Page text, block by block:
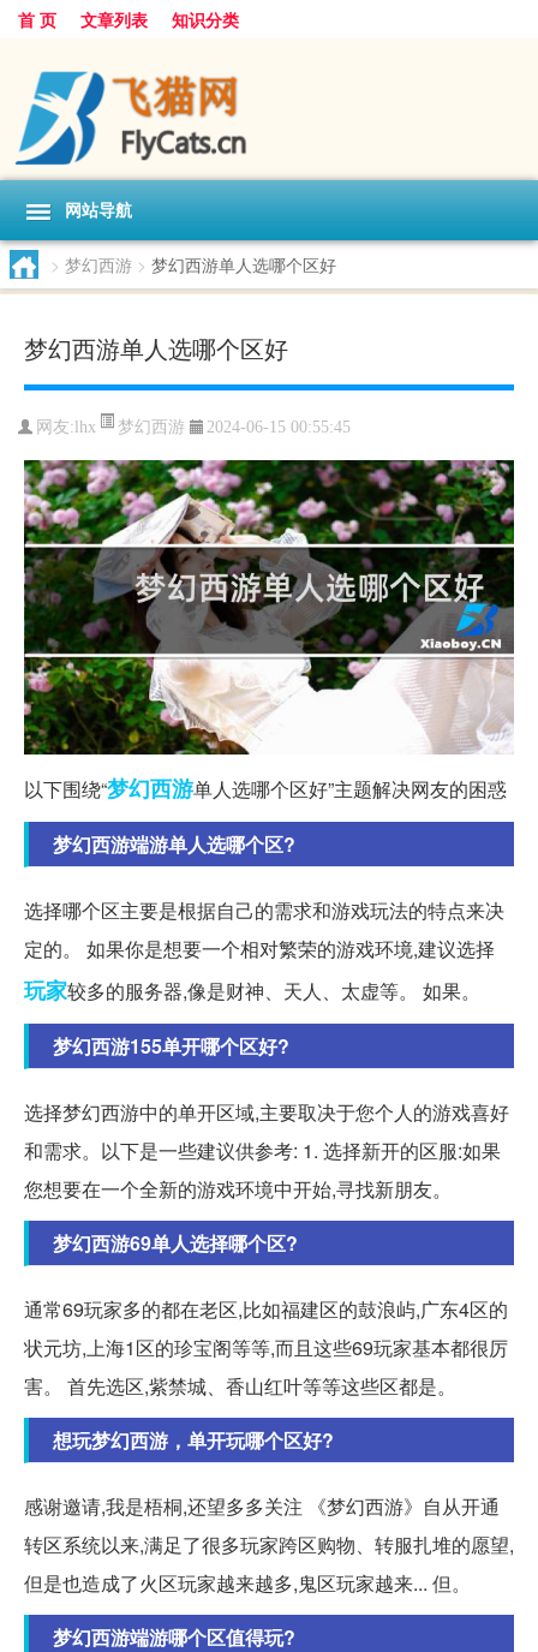
首 页 文章列表 知识分类
网站导航
> 梦幻西游 > 梦幻西游单人选哪个区好
梦幻西游单人选哪个区好
网友:lhx 梦幻西游 2024-06-15 00:55:45
以下围绕“梦幻西游单人选哪个区好”主题解决网友的困惑
梦幻西游端游单人选哪个区?
选择哪个区主要是根据自己的需求和游戏玩法的特点来决
定的。 如果你是想要一个相对繁荣的游戏环境,建议选择
玩家较多的服务器,像是财神、天人、太虚等。 如果。
梦幻西游155单开哪个区好?
选择梦幻西游中的单开区域,主要取决于您个人的游戏喜好
和需求。以下是一些建议供参考: 1. 选择新开的区服:如果
您想要在一个全新的游戏环境中开始,寻找新朋友。
梦幻西游69单人选择哪个区?
通常69玩家多的都在老区,比如福建区的鼓浪屿,广东4区的
状元坊,上海1区的珍宝阁等等,而且这些69玩家基本都很厉
害。 首先选区,紫禁城、香山红叶等等这些区都是。
想玩梦幻西游，单开玩哪个区好?
感谢邀请,我是梧桐,还望多多关注 《梦幻西游》自从开通
转区系统以来,满足了很多玩家跨区购物、转服扎堆的愿望,
但是也造成了火区玩家越来越多,鬼区玩家越来... 但。
梦幻西游端游哪个区值得玩?